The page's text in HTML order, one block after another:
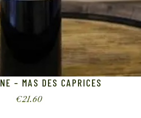
– MAS DES CAPRICES
€21.60